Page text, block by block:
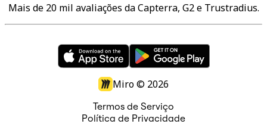
Mais de 20 mil avaliações da Capterra, G2 e Trustradius.
Miro © 2026
Termos de Serviço
Política de Privacidade